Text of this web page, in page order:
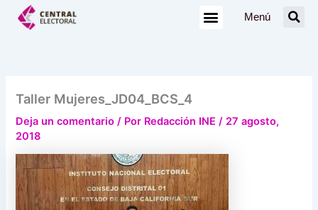
Menú
Taller Mujeres_JD04_BCS_4
Deja un comentario / Por Redacción INE/ 27 agosto,
2018